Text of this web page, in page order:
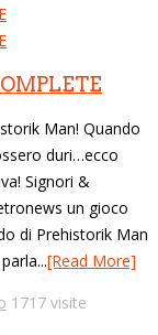
Man! Quando
duri…ecco
Signori &
un gioco
di Prehistorik Man
[Read More]
1717 visite